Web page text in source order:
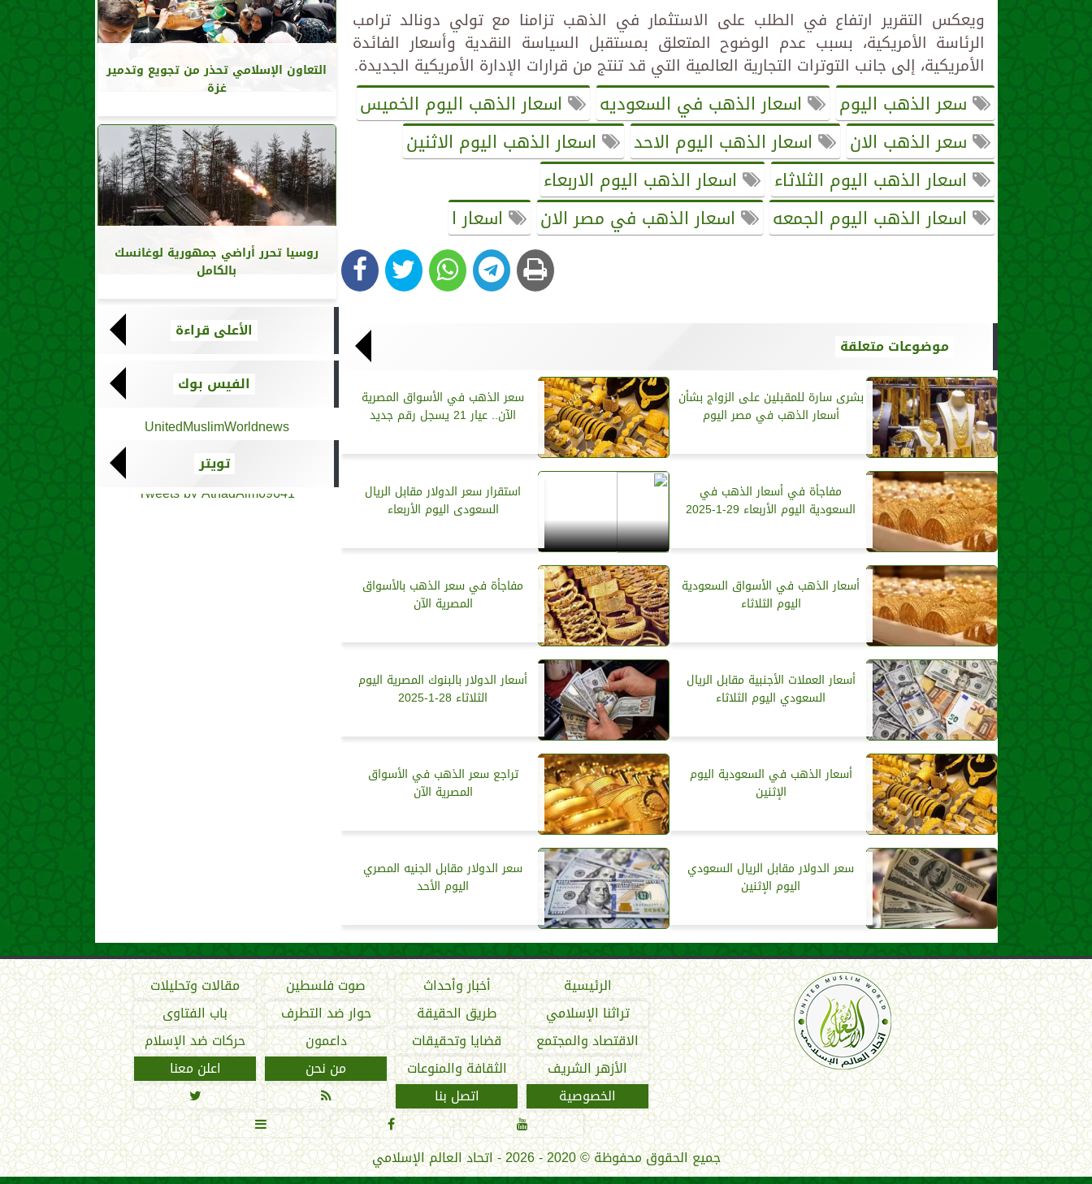
ويعكس التقرير ارتفاع في الطلب على الاستثمار في الذهب تزامنا مع تولي دونالد ترامب
الرئاسة الأمريكية، بسبب عدم الوضوح المتعلق بمستقبل السياسة النقدية وأسعار الفائدة
الأمريكية، إلى جانب التوترات التجارية العالمية التي قد تنتج من قرارات الإدارة الأمريكية الجديدة.
سعر الذهب اليوم اسعار الذهب في السعوديه
اسعار الذهب اليوم الخميس
سعر الذهب الان
اسعار الذهب اليوم الاحد
اسعار الذهب اليوم الاثنين
اسعار الذهب اليوم الثلاثاء
اسعار الذهب اليوم الاربعاء
اسعار الذهب اليوم الجمعه
اسعار الذهب في مصر الان اسعار ا
موضوعات متعلقة
بشرى سارة للمقبلين على الزواج بشأن
أسعار الذهب في مصر اليوم
سعر الذهب في الأسواق المصرية
الآن.. عيار 21 يسجل رقم جديد
مفاجأة في أسعار الذهب في
السعودية اليوم الأربعاء 29-1-2025
استقرار سعر الدولار مقابل الريال
السعودى اليوم الأربعاء
أسعار الذهب في الأسواق السعودية
اليوم الثلاثاء
مفاجأة في سعر الذهب بالأسواق
المصرية الآن
أسعار العملات الأجنبية مقابل الريال
السعودي اليوم الثلاثاء
أسعار الدولار بالبنوك المصرية اليوم
الثلاثاء 28-1-2025
أسعار الذهب في السعودية اليوم
الإثنين
تراجع سعر الذهب في الأسواق
المصرية الآن
سعر الدولار مقابل الريال السعودي
اليوم الإثنين
سعر الدولار مقابل الجنيه المصري
اليوم الأحد
التعاون الإسلامي تحذر من تجويع وتدمير
غزة
روسيا تحرر أراضي جمهورية لوغانسك
بالكامل
الأعلى قراءة
الفيس بوك
UnitedMuslimWorldnews
تويتر
Tweets by AthadAlm69641
اتحاد العالم الإسلامي
الرئيسية أخبار وأحداث صوت فلسطين
مقالات وتحليلات
تراثنا الإسلامي
طريق الحقيقة حوار ضد التطرف
باب الفتاوى
الاقتصاد والمجتمع
قضايا وتحقيقات داعمون
حركات ضد الإسلام
الأزهر الشريف
الثقافة والمنوعات من نحن
اعلن معنا
الخصوصية
اتصل بنا 




جميع الحقوق محفوظة©2020 - 2026 - اتحاد العالم الإسلامي